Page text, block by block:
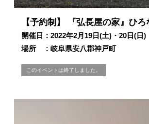
【予約制】 『弘長屋の家』ひろ
開催日：2022年2月19日(土)・20日(日)
場所 ：岐阜県安八郡神戸町
このイベントは終了しました。